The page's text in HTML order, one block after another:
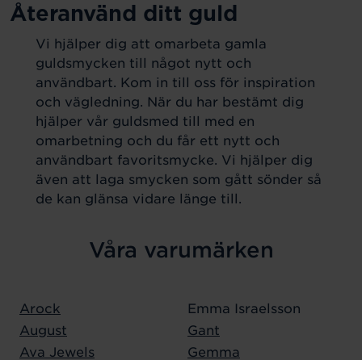
Återanvänd ditt guld
Vi hjälper dig att omarbeta gamla
guldsmycken till något nytt och
användbart. Kom in till oss för inspiration
och vägledning. När du har bestämt dig
hjälper vår guldsmed till med en
omarbetning och du får ett nytt och
användbart favoritsmycke. Vi hjälper dig
även att laga smycken som gått sönder så
de kan glänsa vidare länge till.
Våra varumärken
Arock
August
Ava Jewels
Emma Israelsson
Gant
Gemma